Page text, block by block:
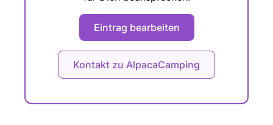
Eintrag bearbeiten
Kontakt zu AlpacaCamping